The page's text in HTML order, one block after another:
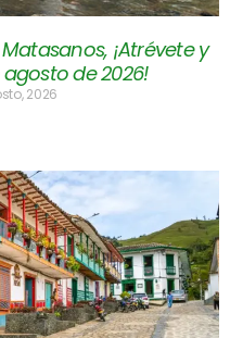
¡Atrévete y
de 2026!
2026